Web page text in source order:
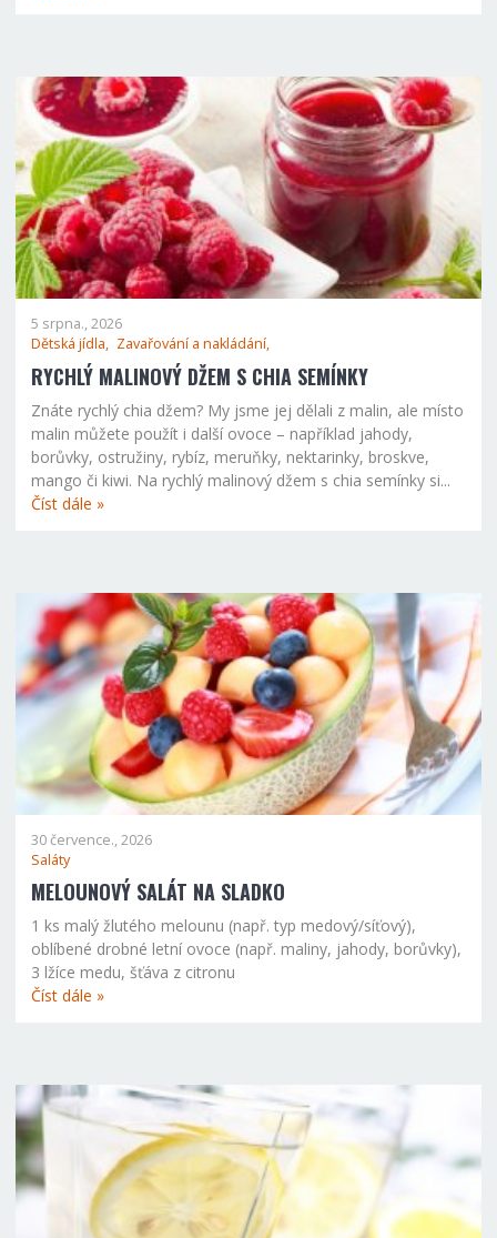
5 srpna., 2026
Dětská jídla, Zavařování a nakládání,
RYCHLÝ MALINOVÝ DŽEM S CHIA SEMÍNKY
Znáte rychlý chia džem? My jsme jej dělali z malin, ale místo
malin můžete použít i další ovoce – například jahody,
borůvky, ostružiny, rybíz, meruňky, nektarinky, broskve,
mango či kiwi. Na rychlý malinový džem s chia semínky si...
Číst dále »
30 července., 2026
Saláty
MELOUNOVÝ SALÁT NA SLADKO
1 ks malý žlutého melounu (např. typ medový/síťový),
oblíbené drobné letní ovoce (např. maliny, jahody, borůvky),
3 lžíce medu, šťáva z citronu
Číst dále »